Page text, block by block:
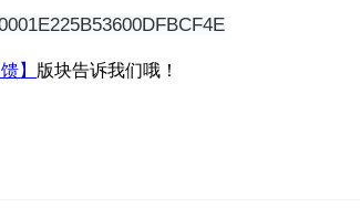
】 版块告诉我们哦！